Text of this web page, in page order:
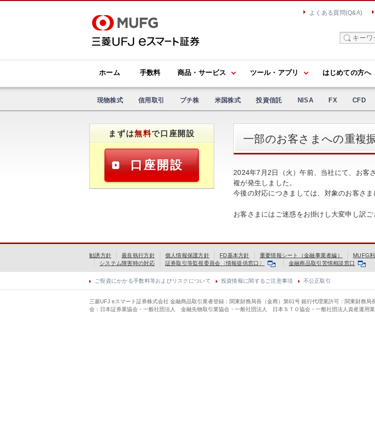
よくある質問(Q&A)
ホーム 手数料 商品・サービス ツール・アプリ はじめての方へ
現物株式 信用取引 プチ株 米国株式 投資信託 NISA FX CFD
一部のお客さまへの重複
2024年7月2日（火）午前、当社にて、お客
複が発生しました。
今後の対応につきましては、対象のお客さ
お客さまにはご迷惑をお掛けし大変申し訳ご
まずは無料で口座開設
口座開設
勧誘方針 最良執行方針 個人情報保護方針 FD基本方針 重要情報シート（金融事業者編） MUFG
システム障害時の対応
証券取引等監視委員会〈情報提供窓口〉 金融商品取引苦情相談窓口
ご投資にかかる手数料等およびリスクについて 投資情報に関するご注意事項 不公正取引
三菱UFJ eスマート証券株式会社 金融商品取引業者登録：関東財務局長（金商）第61号 銀行代理業許可：関東財務
会：日本証券業協会・一般社団法人 金融先物取引業協会・一般社団法人 日本ＳＴＯ協会・一般社団法人資産運用